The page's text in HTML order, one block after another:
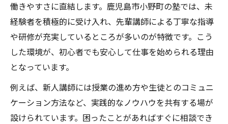
働きやすさに直結します。鹿児島市小野町の塾では、未
経験者を積極的に受け入れ、先輩講師による丁寧な指導
や研修が充実しているところが多いのが特徴です。こう
した環境が、初心者でも安心して仕事を始められる理由
となっています。
例えば、新人講師には授業の進め方や生徒とのコミュニ
ケーション方法など、実践的なノウハウを共有する場が
設けられています。困ったことがあればすぐに相談でき